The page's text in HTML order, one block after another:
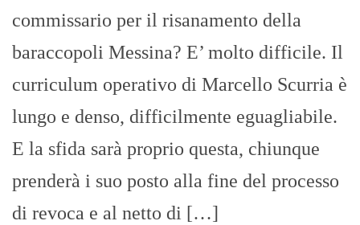
commissario per il risanamento della
baraccopoli Messina? E’ molto difficile. Il
curriculum operativo di Marcello Scurria è
lungo e denso, difficilmente eguagliabile.
E la sfida sarà proprio questa, chiunque
prenderà i suo posto alla fine del processo
di revoca e al netto di […]